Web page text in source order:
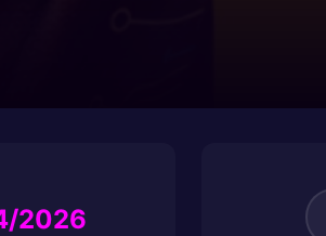
2026